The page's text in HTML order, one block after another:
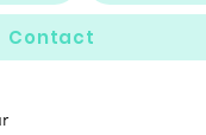
Contact